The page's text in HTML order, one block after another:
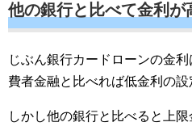
他の銀行と比べて金利が
じぶん銀行カードローンの金
費者金融と比べれば低金利の設
しかし他の銀行と比べると上限